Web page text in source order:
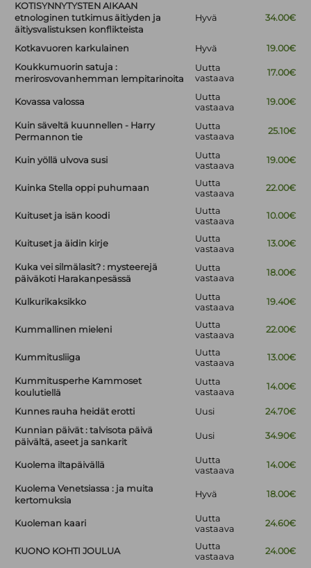
KOTISYNNYTYSTEN AIKAAN
etnologinen tutkimus äitiyden ja
äitiysvalistuksen konflikteista
Hyvä 34.00€
Kotkavuoren karkulainen Hyvä
19.00€
Koukkumuorin satuja :
merirosvovanhemman lempitarinoita
Uutta
vastaava
17.00€
Kovassa valossa
Uutta
vastaava
19.00€
Kuin säveltä kuunnellen - Harry
Permannon tie
Uutta
vastaava
25.10€
Kuin yöllä ulvova susi
Uutta
vastaava
19.00€
Kuinka Stella oppi puhumaan
Uutta
vastaava
22.00€
Kuituset ja isän koodi
Uutta
vastaava
10.00€
Kuituset ja äidin kirje
Uutta
vastaava
13.00€
Kuka vei silmälasit? : mysteerejä
päiväkoti Harakanpesässä
Uutta
vastaava
18.00€
Kulkurikaksikko
Uutta
vastaava
19.40€
Kummallinen mieleni
Uutta
vastaava
22.00€
Kummitusliiga
Uutta
vastaava
13.00€
Kummitusperhe Kammoset
koulutiellä
Uutta
vastaava
14.00€
Kunnes rauha heidät erotti Uusi
24.70€
Kunnian päivät : talvisota päivä
päivältä, aseet ja sankarit
Uusi 34.90€
Kuolema iltapäivällä
Uutta
vastaava
14.00€
Kuolema Venetsiassa : ja muita
kertomuksia
Hyvä 18.00€
Kuoleman kaari
Uutta
vastaava
24.60€
KUONO KOHTI JOULUA
Uutta
vastaava
24.00€